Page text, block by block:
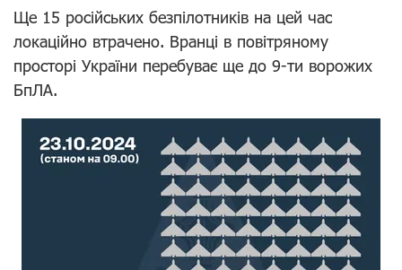
Ще 15 російських безпілотників на цей час
локаційно втрачено. Вранці в повітряному
просторі України перебуває ще до 9-ти ворожих
БпЛА.